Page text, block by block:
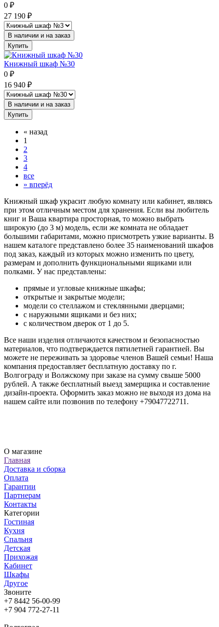
0 ₽
27 190 ₽
В наличии и на заказ
Купить
Книжный шкаф №30
0 ₽
16 940 ₽
В наличии и на заказ
Купить
« назад
1
2
3
4
все
» вперёд
Книжный шкаф украсит любую комнату или кабинет, являясь
при этом отличным местом для хранения. Если вы любитель
книг и Ваша квартира просторная, то можно выбрать
широкую (до 3 м) модель, если же комната не обладает
большими габаритами, можно присмотреть узкие варианты. В
нашем каталоге представлено более 35 наименований шкафов
под заказ, каждый из которых можно изменить по цвету,
размерам и дополнить функциональными ящиками или
полками. У нас представлены:
прямые и угловые книжные шкафы;
открытые и закрытые модели;
модели со стеллажом и стеклянными дверцами;
с наружными ящиками и без них;
с количеством дверок от 1 до 5.
Все наши изделия отличаются качеством и безопасностью
материалов, что подтверждается пятилетней гарантией. Вы
можете не переживать за здоровье членов Вашей семьи! Наша
компания предоставляет бесплатную доставку по г.
Волгограду и Волжскому при заказе на сумму свыше 5000
рублей. А также бесплатный выезд замерщика и составление
дизайн-проекта. Оформить заказ можно не выходя из дома на
нашем сайте или позвонив по телефону +79047722711.
О магазине
Главная
Доставка и сборка
Оплата
Гарантии
Партнерам
Контакты
Категории
Гостиная
Кухня
Спальня
Детская
Прихожая
Кабинет
Шкафы
Другое
Звоните
+7 8442 56-00-99
+7 904 772-27-11